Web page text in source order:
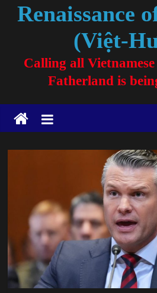
Renaissance
(Việt-
Calling all
Fatherland is